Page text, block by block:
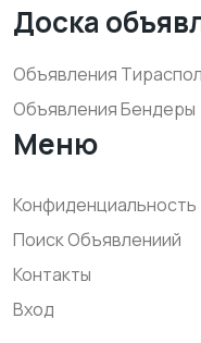
Доска
Объявления
Объявления Бендеры
Меню
Конфиденциальность
Поиск Объявлениий
Контакты
Вход